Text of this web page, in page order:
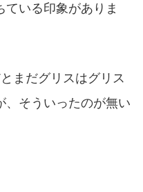
ている印象がありま
まだグリスはグリス
、そういったのが無い